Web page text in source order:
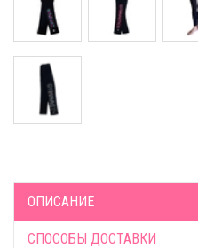
ОПИСАНИЕ
СПОСОБЫ ДОСТАВКИ